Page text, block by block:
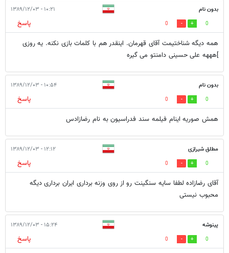
بدون نام ۱۰:۲۱ - ۱۳۸۹/۱۲/۰۳
0
0
پاسخ
همه دیگه شناختیمت آقای قهرمان. اینقدر هم با کلمات بازی نکنه. یه روزی
]هههه علی حسینی دامنتو می گیره
بدون نام ۱۰:۵۴ - ۱۳۸۹/۱۲/۰۳
0
0
پاسخ
همش صوریه اینام فیلمه سند فدراسیون به نام رضازادس
مطلق شیرازی ۱۲:۱۲ - ۱۳۸۹/۱۲/۰۳
0
0
پاسخ
آقای رضازاده لطفا سایه سنگینت رو از روی وزنه برداری ایران برداری دیگه
محبوب نیستی
پینوشه ۱۵:۲۴ - ۱۳۸۹/۱۲/۰۳
0
0
پاسخ